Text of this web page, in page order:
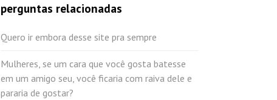
perguntas relacionadas
Quero ir embora desse site pra sempre
Mulheres, se um cara que você gosta batesse
em um amigo seu, você ficaria com raiva dele e
pararia de gostar?